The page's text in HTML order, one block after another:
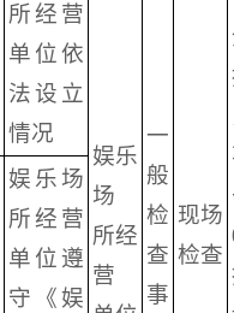
所经营
单位依
法设立
情况
娱乐
场
所经
营
一
般
检
查
事
现场
检查
娱乐场
所经营
单位遵
守《娱